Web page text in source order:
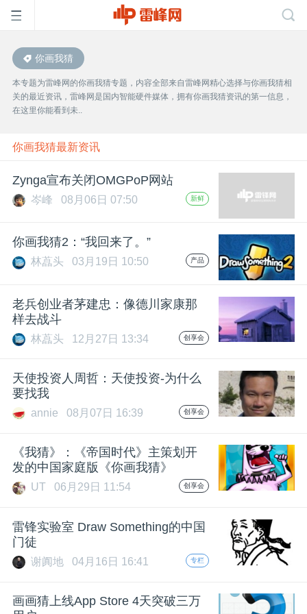
首
页
雷
峰
公
开
活
中
GAIR
专
你画我猜
本专题为雷峰网的你画我猜专题，内容全部来自雷峰网精心选择与你画我猜相
关的最近资讯，雷峰网是国内智能硬件媒体，拥有你画我猜资讯的第一信息，
在这里你能看到未..
你画我猜最新资讯
Zynga宣布关闭OMGPoP网站
岑峰 08月06日 07:50 新鲜
你画我猜2：“我回来了。”
林藠头 03月19日 10:50 产品
老兵创业者茅建忠：像德川家康那
样去战斗
林藠头 12月27日 13:34 创享会
天使投资人周哲：天使投资-为什么
要找我
annie 08月07日 16:39 创享会
《我猜》：《帝国时代》主策划开
发的中国家庭版《你画我猜》
UT 06月29日 11:54 创享会
雷锋实验室 Draw Something的中国
门徒
谢阗地 04月16日 16:41 专栏
画画猜上线App Store 4天突破三万